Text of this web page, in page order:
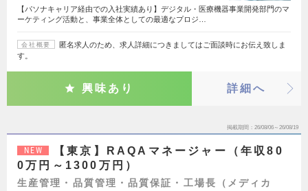
【パソナキャリア経由での入社実績あり】デジタル・医療機器事業開発部門のマ
ーケティング活動と、事業全体としての最適なプロジ…
会社概要
匿名求人のため、求人詳細につきましてはご面談時にお伝え致しま
す。
興味あり 詳細へ
掲載期間 26/08/06～26/08/19
NEW
【東京】RAQAマネージャー（年収80
0万円～1300万円）
生産管理・品質管理・品質保証・工場長（メディカ